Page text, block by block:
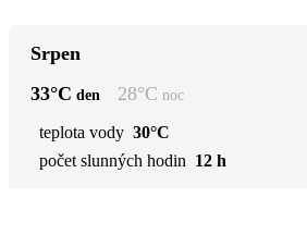
Srpen
33°C den 28°C noc
teplota vody 30°C
počet slunných hodin 12 h